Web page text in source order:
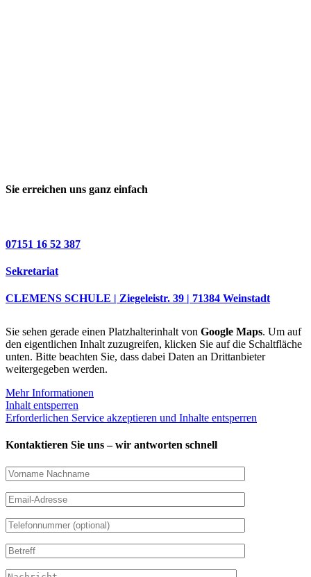
Sie erreichen uns ganz einfach
07151 16 52 387
Sekretariat
CLEMENS SCHULE | Ziegeleistr. 39 | 71384 Weinstadt
Sie sehen gerade einen Platzhalterinhalt von Google Maps. Um auf
den eigentlichen Inhalt zuzugreifen, klicken Sie auf die Schaltfläche
unten. Bitte beachten Sie, dass dabei Daten an Drittanbieter
weitergegeben werden.
Mehr Informationen
Inhalt entsperren
Erforderlichen Service akzeptieren und Inhalte entsperren
Kontaktieren Sie uns – wir antworten schnell